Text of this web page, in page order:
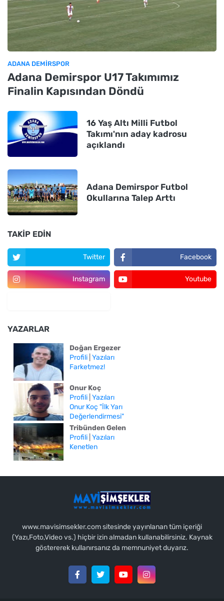
ADANA DEMIRSPOR
Adana Demirspor U17 Takımımız
Finalin Kapısından Döndü
16 Yaş Altı Milli Futbol
Takımı'nın aday kadrosu
açıklandı
Adana Demirspor Futbol
Okullarına Talep Arttı
TAKIP EDIN
Twitter Facebook
Instagram Youtube
YAZARLAR
Doğan Ergezer
Profili Yazıları
Farketmez!
Onur Koç
Profili Yazıları
Onur Koç "İlk Yarı
Değerlendirmesi"
Tribünden Gelen
Profili Yazıları
Kenetlen
www.mavisimsekler.com sitesinde yayınlanan tüm içeriği
(Yazı,Foto,Video vs.) hiçbir izin almadan kullanabilirsiniz. Kaynak
göstererek kullanırsanız da memnuniyet duyarız.